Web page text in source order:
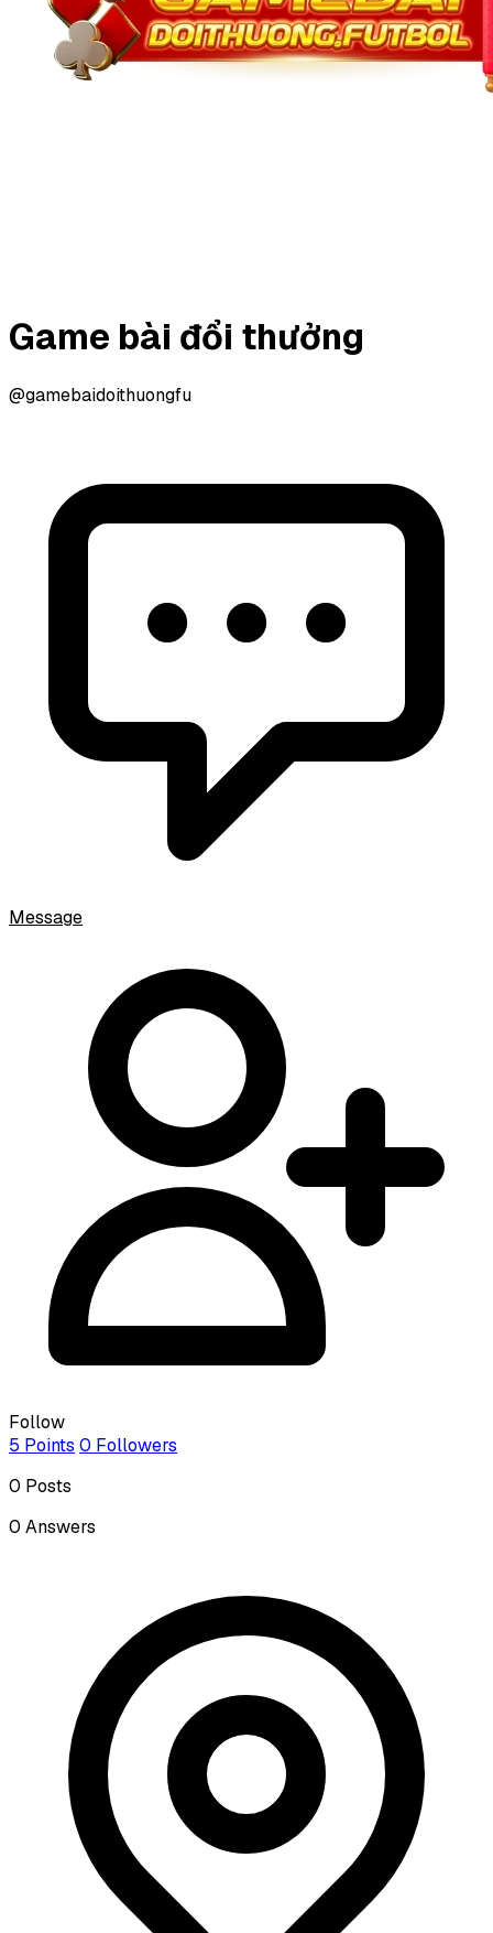
Game bài đổi thưởng
@gamebaidoithuongfu
Message
Follow
5 Points 0 Followers
0 Posts
0 Answers